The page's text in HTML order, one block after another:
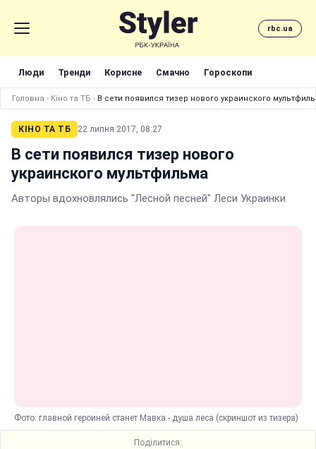
rbc.ua
Люди Тренди Корисне Смачно Гороскопи
Головна › Кіно та ТБ › В сети появился тизер нового украинского
КІНО ТА ТБ 22 липня 2017, 08:27
В сети появился тизер нового
украинского мультфильма
Авторы вдохновлялись "Лесной песней" Леси Украинки
Фото: главной героиней станет Мавка - душа леса (скриншот из тизера)
Поділитися: